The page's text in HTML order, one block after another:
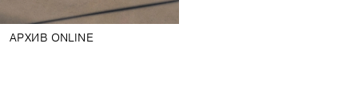
АРХИВ ONLINE